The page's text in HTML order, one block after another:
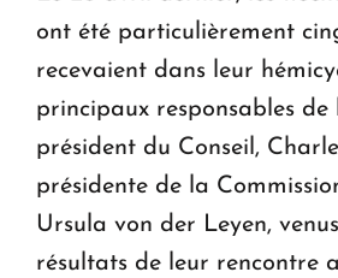
ont été particulièrement
recevaient dans leur
principaux responsables de
président du Conseil,
présidente de la
Ursula von der Leyen,
résultats de leur rencontre